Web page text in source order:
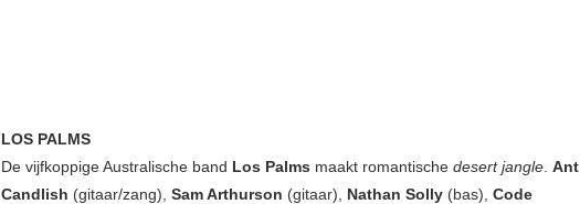
LOS PALMS
De vijfkoppige Australische band Los Palms maakt romantische desert jangle Ant
Candlish (gitaar/zang), Sam Arthurson (gitaar), Nathan Solly (bas), Code